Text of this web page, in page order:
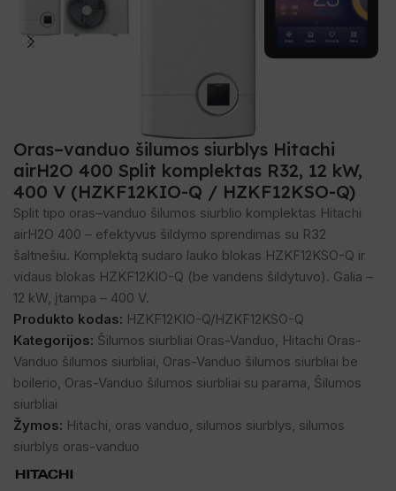
Oras–vanduo šilumos siurblys Hitachi
airH2O 400 Split komplektas R32, 12 kW,
400 V (HZKF12KIO-Q / HZKF12KSO-Q)
Split tipo oras–vanduo šilumos siurblio komplektas Hitachi
airH2O 400 – efektyvus šildymo sprendimas su R32
šaltnešiu. Komplektą sudaro lauko blokas HZKF12KSO-Q ir
vidaus blokas HZKF12KIO-Q (be vandens šildytuvo). Galia –
12 kW, įtampa – 400 V.
Produkto kodas: HZKF12KIO-Q/HZKF12KSO-Q
Kategorijos: Šilumos siurbliai Oras-Vanduo, Hitachi Oras-
Vanduo šilumos siurbliai, Oras-Vanduo šilumos siurbliai be
boilerio, Oras-Vanduo šilumos siurbliai su parama, Šilumos
siurbliai
Žymos: Hitachi, oras vanduo, silumos siurblys, silumos
siurblys oras-vanduo